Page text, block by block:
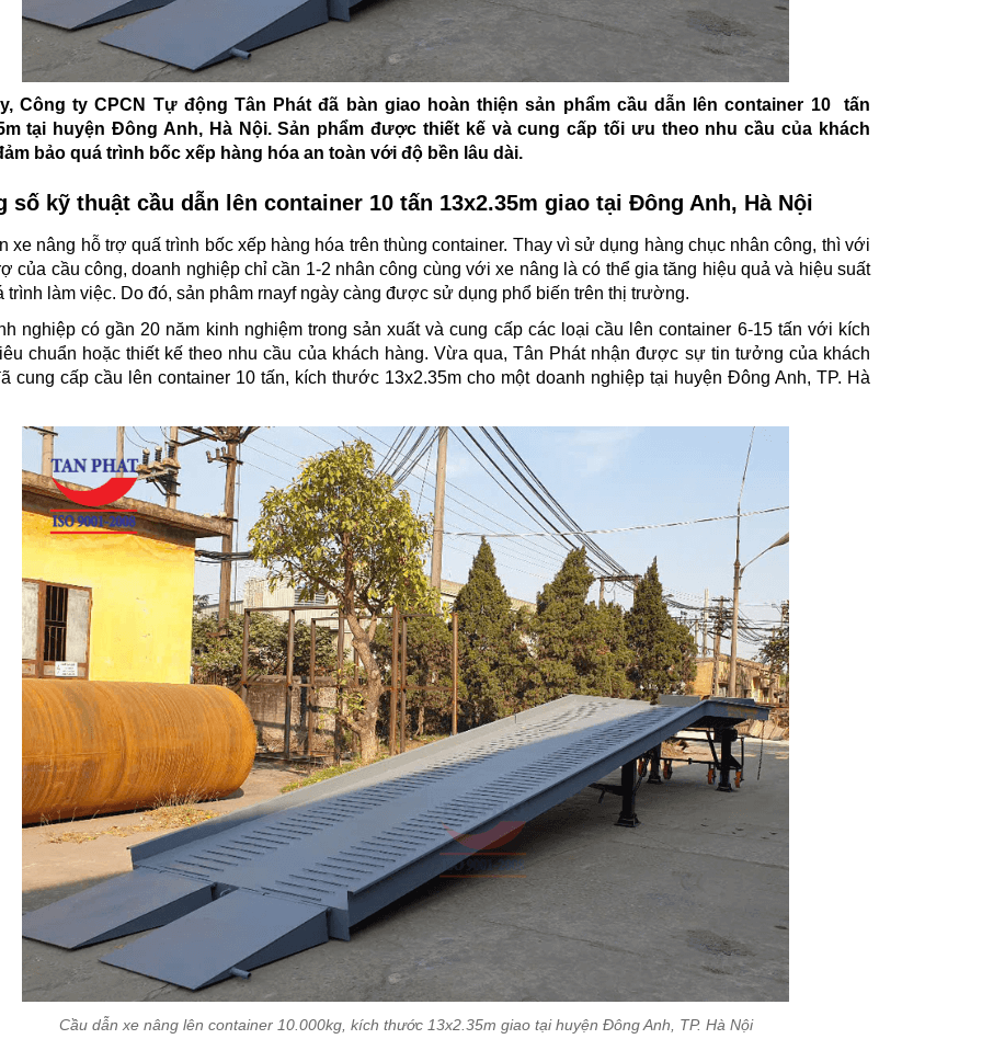
Công ty CPCN Tự động Tân Phát đã bàn giao hoàn thiện sản phẩm cầu dẫn lên container 10 tấn
tại huyện Đông Anh, Hà Nội. Sản phẩm được thiết kế và cung cấp tối ưu theo nhu cầu của khách
bảo quá trình bốc xếp hàng hóa an toàn với độ bền lâu dài.
số kỹ thuật cầu dẫn lên container 10 tấn 13x2.35m giao tại Đông Anh, Hà Nội
xe nâng hỗ trợ quấ trình bốc xếp hàng hóa trên thùng container. Thay vì sử dụng hàng chục nhân công, thì với
của cầu công, doanh nghiệp chỉ cần 1-2 nhân công cùng với xe nâng là có thể gia tăng hiệu quả và hiệu suất
trình làm việc. Do đó, sản phâm rnayf ngày càng được sử dụng phổ biến trên thị trường.
nghiệp có gần 20 năm kinh nghiệm trong sản xuất và cung cấp các loại cầu lên container 6-15 tấn với kích
chuẩn hoặc thiết kế theo nhu cầu của khách hàng. Vừa qua, Tân Phát nhận được sự tin tưởng của khách
cung cấp cầu lên container 10 tấn, kích thước 13x2.35m cho một doanh nghiệp tại huyện Đông Anh, TP. Hà
Cầu dẫn xe nâng lên container 10.000kg, kích thước 13x2.35m giao tại huyện Đông Anh, TP. Hà Nội